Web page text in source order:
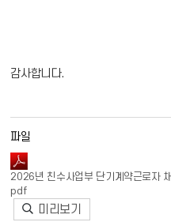
감사합니다.
파일
2026년 친수사업부 단기계약근로자
pdf
미리보기